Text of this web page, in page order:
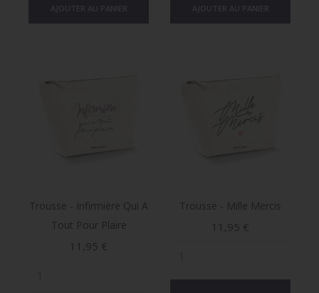
Trousse - Infirmière Qui A
Tout Pour Plaire
Prix
11,95 €
Trousse - Mille Mercis
Prix
11,95 €